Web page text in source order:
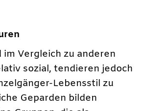
im Vergleich zu anderen
sozial, tendieren jedoch
Lebensstil zu
Geparden bilden